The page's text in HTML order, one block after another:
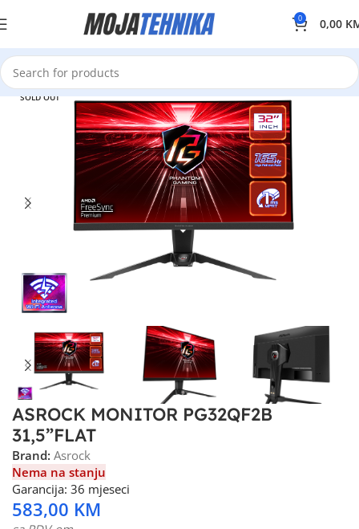
0 0,00
SOLD OUT
ASROCK MONITOR PG32QF2B
31,5”FLAT
Brand: Asrock
Nema na stanju
Garancija: 36 mjeseci
583,00 KM